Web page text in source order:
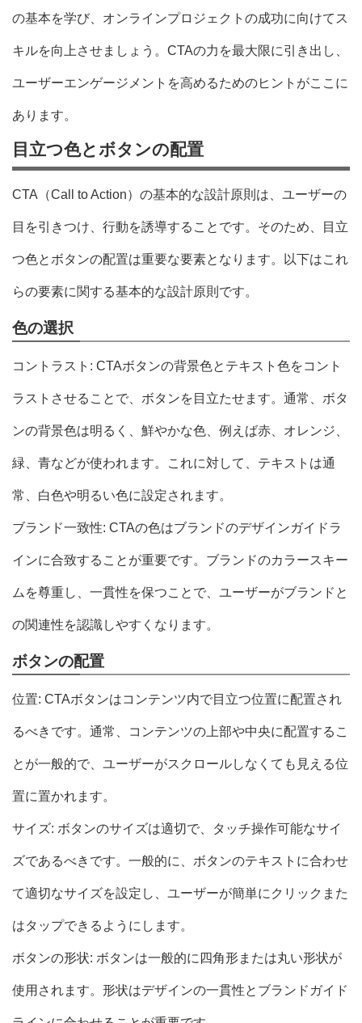
の基本を学び、オンラインプロジェクトの成功に向けてス
キルを向上させましょう。CTAの力を最大限に引き出し、
ユーザーエンゲージメントを高めるためのヒントがここに
あります。
目立つ色とボタンの配置
CTA（Call to Action）の基本的な設計原則は、ユーザーの
目を引きつけ、行動を誘導することです。そのため、目立
つ色とボタンの配置は重要な要素となります。以下はこれ
らの要素に関する基本的な設計原則です。
色の選択
コントラスト: CTAボタンの背景色とテキスト色をコント
ラストさせることで、ボタンを目立たせます。通常、ボタ
ンの背景色は明るく、鮮やかな色、例えば赤、オレンジ、
緑、青などが使われます。これに対して、テキストは通
常、白色や明るい色に設定されます。
ブランド一致性: CTAの色はブランドのデザインガイドラ
インに合致することが重要です。ブランドのカラースキー
ムを尊重し、一貫性を保つことで、ユーザーがブランドと
の関連性を認識しやすくなります。
ボタンの配置
位置: CTAボタンはコンテンツ内で目立つ位置に配置され
るべきです。通常、コンテンツの上部や中央に配置するこ
とが一般的で、ユーザーがスクロールしなくても見える位
置に置かれます。
サイズ: ボタンのサイズは適切で、タッチ操作可能なサイ
ズであるべきです。一般的に、ボタンのテキストに合わせ
て適切なサイズを設定し、ユーザーが簡単にクリックまた
はタップできるようにします。
ボタンの形状: ボタンは一般的に四角形または丸い形状が
使用されます。形状はデザインの一貫性とブランドガイド